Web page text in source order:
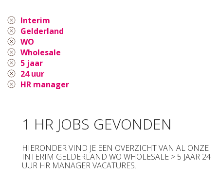
Interim
Gelderland
WO
Wholesale
5 jaar
24 uur
HR manager
1 HR JOBS GEVONDEN
HIERONDER VIND JE EEN OVERZICHT VAN AL ONZE
INTERIM GELDERLAND WO WHOLESALE > 5 JAAR 24
UUR HR MANAGER VACATURES.